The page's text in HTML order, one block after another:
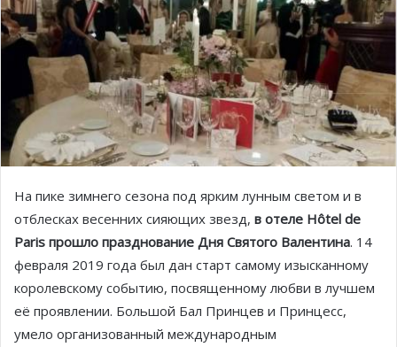
На пике зимнего сезона под ярким лунным светом и в
отблесках весенних сияющих звезд, в отеле Hôtel de
Paris прошло празднование Дня Святого Валентина. 14
февраля 2019 года был дан старт самому изысканному
королевскому событию, посвященному любви в лучшем
её проявлении. Большой Бал Принцев и Принцесс,
умело организованный международным